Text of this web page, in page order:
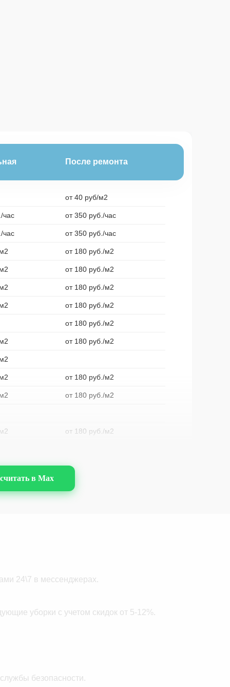
После ремонта
от 40 руб/м2
час от 350 руб./час
час от 350 руб./час
от 180 руб./м2
от 180 руб./м2
от 180 руб./м2
от 180 руб./м2
от 180 руб./м2
от 180 руб./м2
от 180 руб./м2
от 180 руб./м2
от 180 руб./м2
от 180 руб./м2
от 180 руб./м2
в Max
24\7 в мессенджерах.
уборки с учетом скидок от 5-12%.
безопасности.